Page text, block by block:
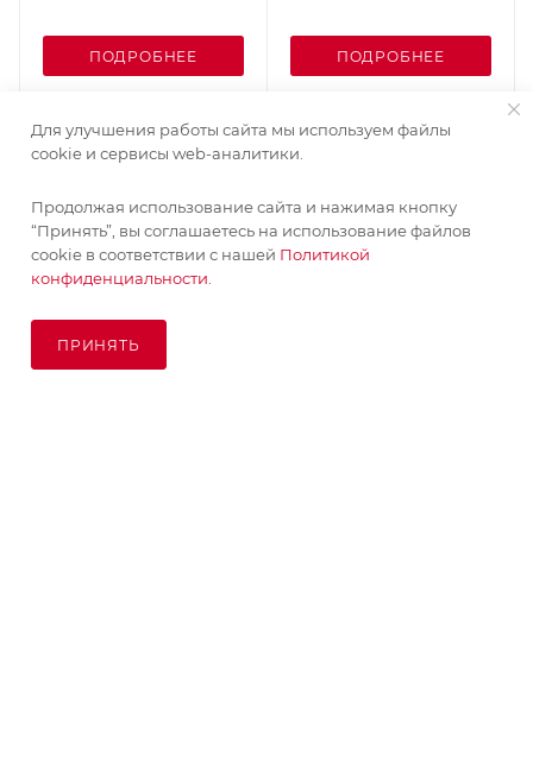
ПОДРОБНЕЕ ПОДРОБНЕЕ
Для улучшения работы сайта мы используем файлы
cookie и сервисы web-аналитики.
Продолжая использование сайта и нажимая кнопку
“Принять”, вы соглашаетесь на использование файлов
cookie в соответствии с нашей Политикой
конфиденциальности.
ПРИНЯТЬ